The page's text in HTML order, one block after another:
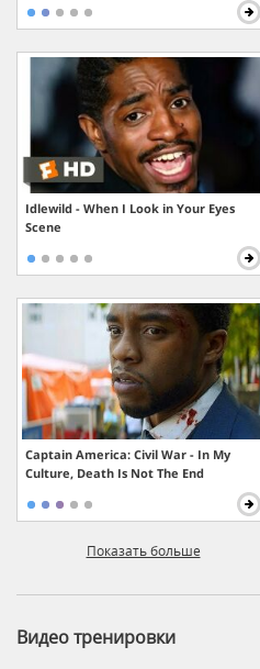
Idlewild - When I Look in Your Eyes
Scene
Captain America: Civil War - In My
Culture, Death Is Not The End
Показать больше
Видео тренировки